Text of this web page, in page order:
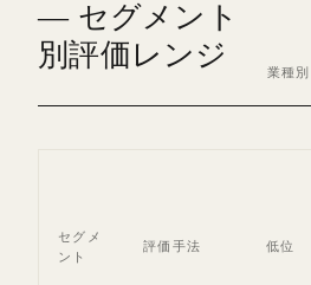
— セグメント
別評価レンジ
業種
セグメ
ント
評価手法 低位